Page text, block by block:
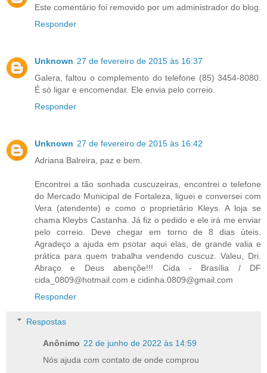
Este comentário foi removido por um administrador do blog.
Responder
Unknown 27 de fevereiro de 2015 às 16:37
Galera, faltou o complemento do telefone (85) 3454-8080.
É só ligar e encomendar. Ele envia pelo correio.
Responder
Unknown 27 de fevereiro de 2015 às 16:42
Adriana Balreira, paz e bem.
Encontrei a tão sonhada cuscuzeiras, encontrei o telefone
do Mercado Municipal de Fortaleza, liguei e conversei com
Vera (atendente) e como o proprietário Kleys. A loja se
chama Kleybs Castanha. Já fiz o pedido e ele irá me enviar
pelo correio. Deve chegar em torno de 8 dias úteis.
Agradeço a ajuda em psotar aqui elas, de grande valia e
prática para quem trabalha vendendo cuscuz. Valeu, Dri.
Abraço e Deus abençõe!!! Cida - Brasília / DF
cida_0809@hotmail.com e cidinha.0809@gmail.com
Responder
Respostas
Anônimo 22 de junho de 2022 às 14:59
Nós ajuda com contato de onde comprou